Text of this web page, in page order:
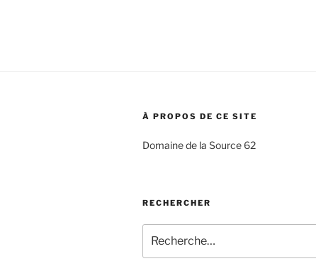
À PROPOS DE CE SITE
Domaine de la Source 62
RECHERCHER
pour
: